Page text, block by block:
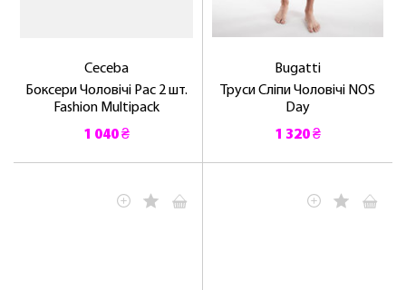
Ceceba
Боксери Чоловічі Pac 2 шт.
Fashion Multipack
1 040 ₴
Bugatti
Труси Сліпи Чоловічі NOS
Day
1 320 ₴